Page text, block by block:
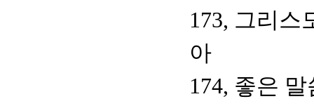
173, 그리스
아
174, 좋은